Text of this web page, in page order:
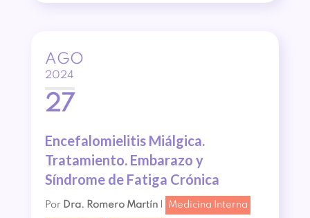
AGO
2024
27
Encefalomielitis Miálgica.
Tratamiento. Embarazo y
Síndrome de Fatiga Crónica
Por Dra. Romero Martín| Medicina Interna